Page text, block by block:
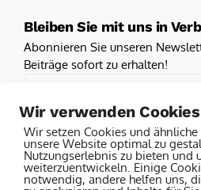
Bleiben Sie mit uns in
Abonnieren Sie unseren
Beiträge sofort zu erhalten!
Ich erkläre mich mit den
einverstanden
Anti-Roboter-Verifizierung
Wir verwenden Cookies
Wir setzen Cookies und
unsere Website optimal zu
Nutzungserlebnis zu bieten und
weiterzuentwickeln. Einige
notwendig, andere helfen uns,